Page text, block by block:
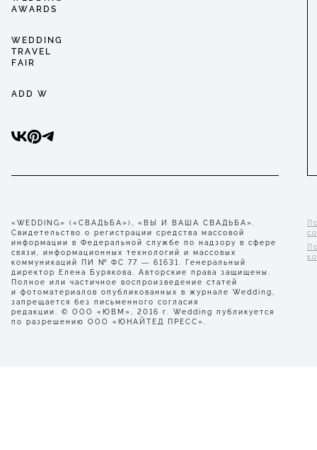
AWARDS
WEDDING
TRAVEL
FAIR
ADD W
«WEDDING» («СВАДЬБА»), «ВЫ И ВАША СВАДЬБА».
Свидетельство о регистрации средства массовой
информации в Федеральной службе по надзору в сфере
связи, информационных технологий и массовых
коммуникаций ПИ № ФС 77 — 61631. Генеральный
директор Елена Бурякова. Авторские права защищены.
Полное или частичное воспроизведение статей
и фотоматериалов опубликованных в журнале Wedding,
запрещается без письменного согласия
редакции. © ООО «ЮВМ», 2016 г. Wedding публикуется
по разрешению ООО «ЮНАЙТЕД ПРЕСС».